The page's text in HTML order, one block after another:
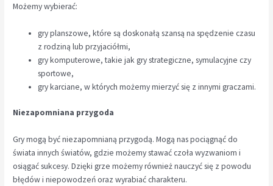
Możemy wybierać:
gry planszowe, które są doskonałą szansą na spędzenie czasu
z rodziną lub przyjaciółmi,
gry komputerowe, takie jak gry strategiczne, symulacyjne czy
sportowe,
gry karciane, w których możemy mierzyć się z innymi graczami.
Niezapomniana przygoda
Gry mogą być niezapomnianą przygodą. Mogą nas pociągnąć do
świata innych światów, gdzie możemy stawać czoła wyzwaniom i
osiągać sukcesy. Dzięki grze możemy również nauczyć się z powodu
błędów i niepowodzeń oraz wyrabiać charakteru.